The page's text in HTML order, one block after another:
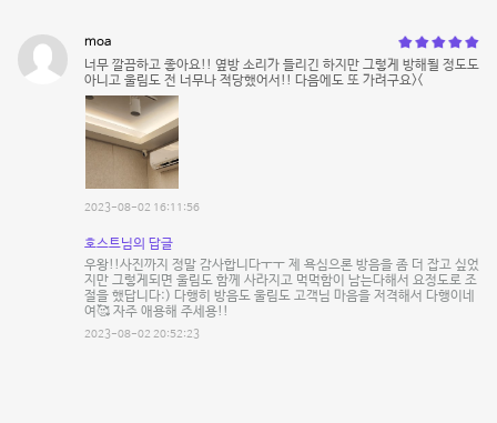
moa
너무 깔끔하고 좋아요!! 옆방 소리가 들리긴 하지만 그렇게 방해될 정도도
아니고 울림도 전 너무나 적당했어서!! 다음에도 또 가려구요><
2023-08-02 16:11:56
호스트님의 답글
우왕!!사진까지 정말 감사합니다ㅜㅜ 제 욕심으론 방음을 좀 더 잡고 싶었
지만 그렇게되면 울림도 함께 사라지고 먹먹함이 남는다해서 요정도로 조
절을 했답니다:) 다행히 방음도 울림도 고객님 마음을 저격해서 다행이네
여🥰 자주 애용해 주세용!!
2023-08-02 20:52:23